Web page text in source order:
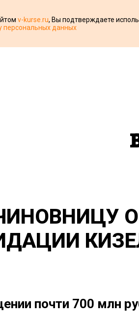
v-kurse.ru, Вы подтверждаете
персональных данных
почти 700 млн